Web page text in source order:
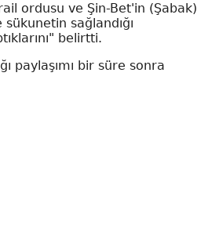
ordusu ve Şin-Bet'in (Şabak)
sükunetin sağlandığı
belirtti.
paylaşımı bir süre sonra